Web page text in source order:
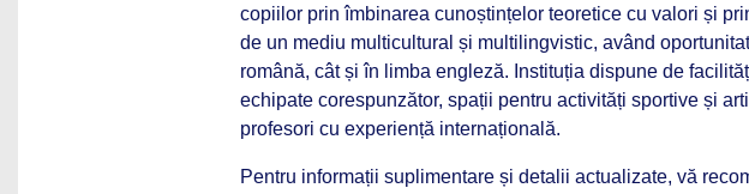
copiilor prin îmbinarea cunoștințelor teoretice cu valori și
de un mediu multicultural și multilingvistic, având
română, cât și în limba engleză. Instituția dispune de
echipate corespunzător, spații pentru activități sportive și
profesori cu experiență internațională.
Pentru informații suplimentare și detalii actualizate, vă